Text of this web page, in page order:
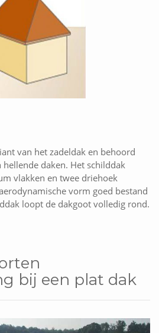
van het zadeldak en behoord
daken. Het schilddak
vlakken en twee driehoek
vorm goed bestand
loopt de dakgoot volledig rond.
bij een plat dak